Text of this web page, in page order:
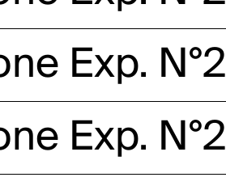
Exp. N°2
Exp. N°2